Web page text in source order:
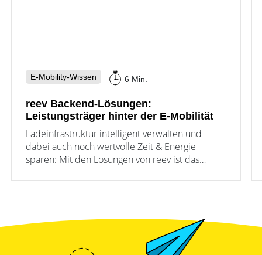
E-Mobility-Wissen 6 Min.
reev Backend-Lösungen:
Leistungsträger hinter der E-Mobilität
Ladeinfrastruktur intelligent verwalten und
dabei auch noch wertvolle Zeit & Energie
sparen: Mit den Lösungen von reev ist das